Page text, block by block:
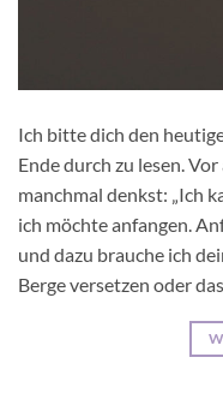
Ich bitte dich den
Ende durch zu lesen.
manchmal denkst: „Ich
ich möchte anfangen.
und dazu brauche ich
Berge versetzen oder